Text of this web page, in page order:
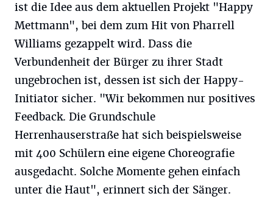
ist die Idee aus dem aktuellen Projekt "Happy
Mettmann", bei dem zum Hit von Pharrell
Williams gezappelt wird. Dass die
Verbundenheit der Bürger zu ihrer Stadt
ungebrochen ist, dessen ist sich der Happy-
Initiator sicher. "Wir bekommen nur positives
Feedback. Die Grundschule
Herrenhauserstraße hat sich beispielsweise
mit 400 Schülern eine eigene Choreografie
ausgedacht. Solche Momente gehen einfach
unter die Haut", erinnert sich der Sänger.